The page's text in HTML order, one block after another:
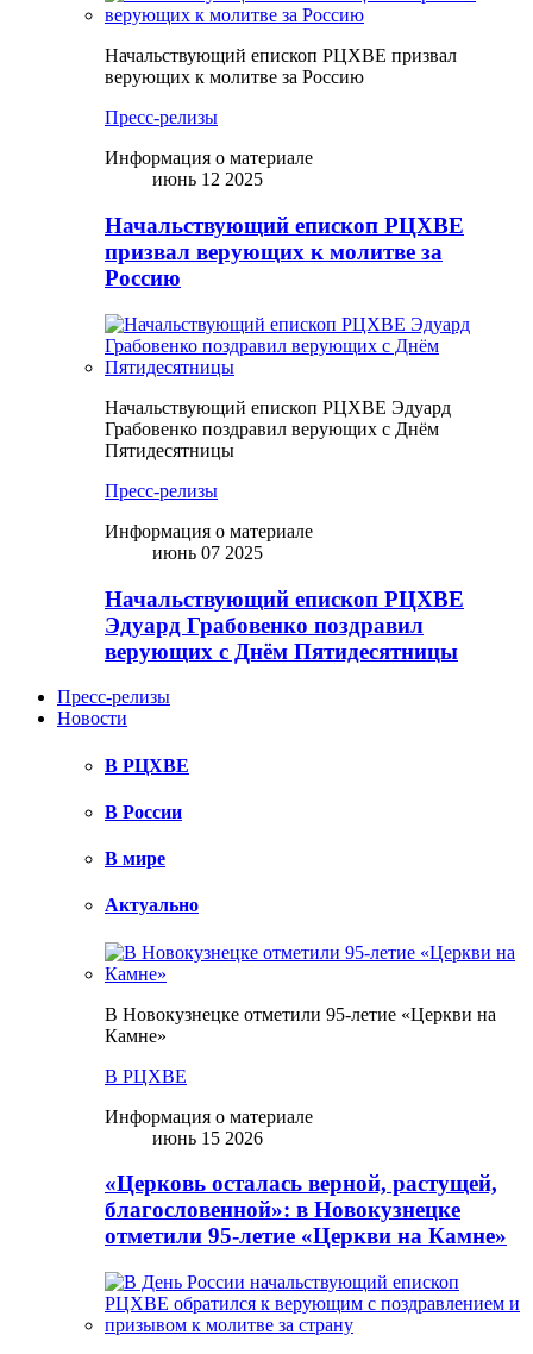
Начальствующий епископ РЦХВЕ призвал
верующих к молитве за Россию
Пресс-релизы
Информация о материале
июнь 12 2025
Начальствующий епископ РЦХВЕ
призвал верующих к молитве за
Россию
Начальствующий епископ РЦХВЕ Эдуард
Грабовенко поздравил верующих с Днём
Пятидесятницы
Пресс-релизы
Информация о материале
июнь 07 2025
Начальствующий епископ РЦХВЕ
Эдуард Грабовенко поздравил
верующих с Днём Пятидесятницы
Пресс-релизы
Новости
В РЦХВЕ
В России
В мире
Актуально
В Новокузнецке отметили 95-летие «Церкви на
Камне»
В РЦХВЕ
Информация о материале
июнь 15 2026
«Церковь осталась верной, растущей,
благословенной»: в Новокузнецке
отметили 95-летие «Церкви на Камне»